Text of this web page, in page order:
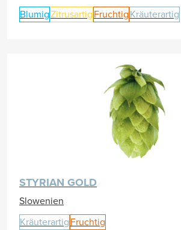
BlumigZitrusartig Fruchtig Kräuterartig
STYRIAN GOLD
Slowenien
Kräuterartig Fruchtig